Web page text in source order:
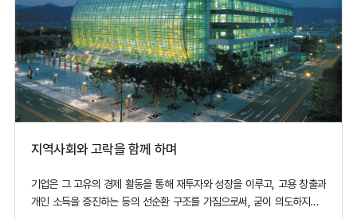
지역사회와 고락을 함께 하며
기업은 그 고유의 경제 활동을 통해 재투자와 성장을 이루고, 고용 창출과
개인 소득을 증진하는 등의 선순환 구조를 가짐으로써, 굳이 의도하지